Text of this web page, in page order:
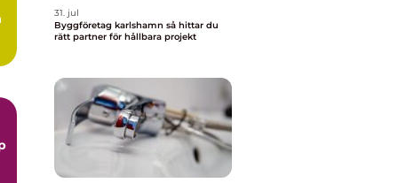
31. jul
Byggföretag karlshamn så hittar du
rätt partner för hållbara projekt